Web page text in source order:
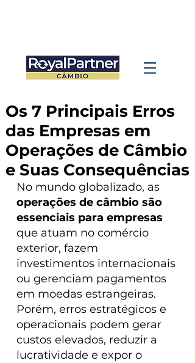
Os 7 Principais Erros
das Empresas em
Operações de Câmbio
e Suas Consequências
No mundo globalizado, as
operações de câmbio são
essenciais para empresas
que atuam no comércio
exterior, fazem
investimentos internacionais
ou gerenciam pagamentos
em moedas estrangeiras.
Porém, erros estratégicos e
operacionais podem gerar
custos elevados, reduzir a
lucratividade e expor o